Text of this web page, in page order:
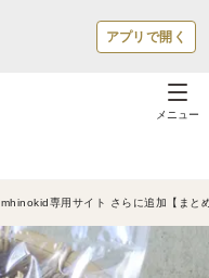
アプリで開く
メニュー
mhinokid専用サイト さらに追加【まと